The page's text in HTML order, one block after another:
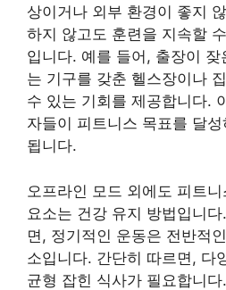
상이거나 외부 환경이 좋지
하지 않고도 훈련을 지속할
입니다. 예를 들어, 출장이
는 기구를 갖춘 헬스장이나
수 있는 기회를 제공합니다.
자들이 피트니스 목표를 달
됩니다.
오프라인 모드 외에도 피트
요소는 건강 유지 방법입니
면, 정기적인 운동은 전반적
소입니다. 간단히 따르면, 다
균형 잡힌 식사가 필요합니